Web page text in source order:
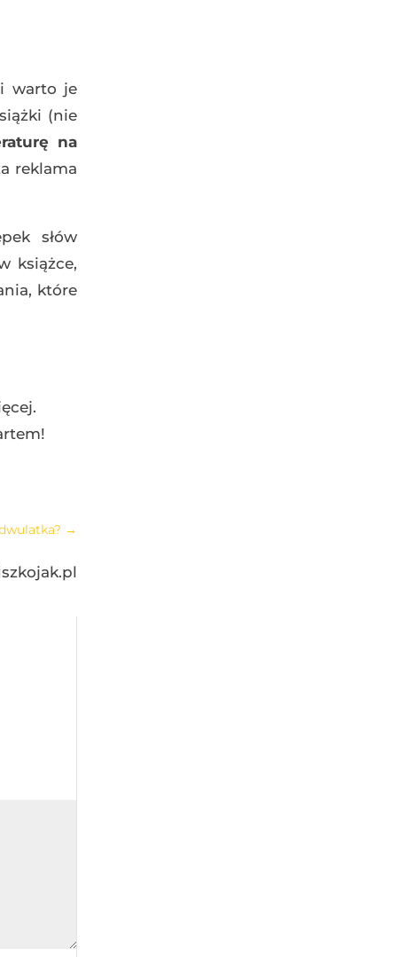
warto je
(nie
na
reklama
słów
książce,
które
→